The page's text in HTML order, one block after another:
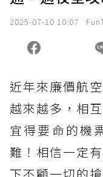
2025-07-10 10:07
近年來廉價航
越來越多，相
宜得要命的機
難！相信一定